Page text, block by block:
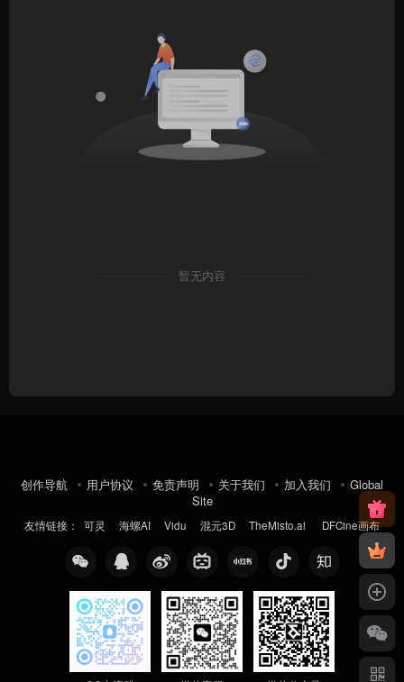
暂无内容
创作导航 用户协议 免责声明 关于我们 加入我们
Global
Site
友情链接： 可灵 海螺AI Vidu 混元3D TheMisto.ai DFCine画布